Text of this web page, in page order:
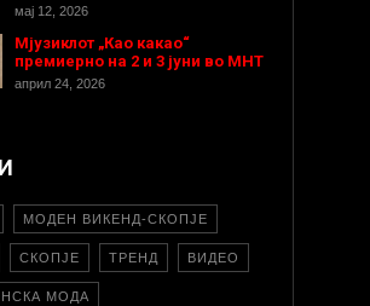
мај 12, 2026
Мјузиклот „Као какао“
премиерно на 2 и 3 јуни во МНТ
април 24, 2026
МОДЕН ВИКЕНД-СКОПЈЕ
СКОПЈЕ ТРЕНД ВИДЕО
МОДА